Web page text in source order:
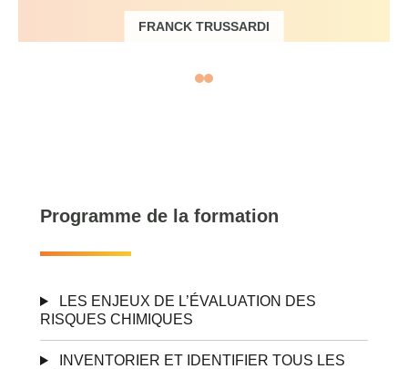
FRANCK TRUSSARDI
risques
Programme de la formation
LES ENJEUX DE L’ÉVALUATION DES
RISQUES CHIMIQUES
INVENTORIER ET IDENTIFIER TOUS LES